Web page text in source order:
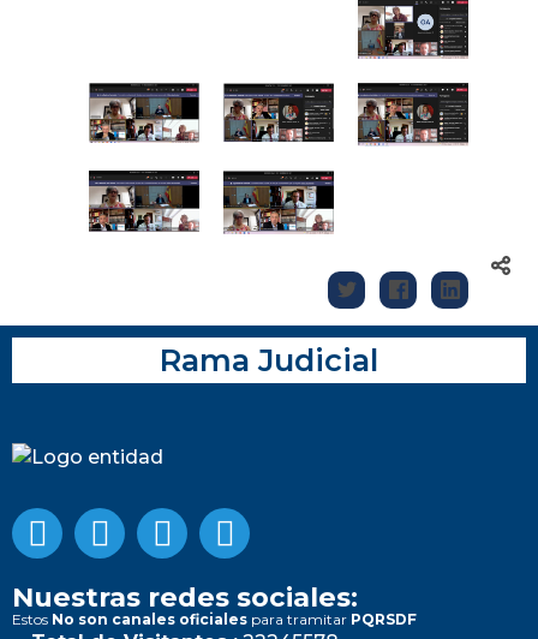
Rama Judicial
Nuestras redes sociales:
Estos No son canales oficiales para tramitar PQRSDF